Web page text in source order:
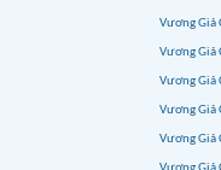
Vương Giả
Vương Giả
Vương Giả
Vương Giả
Vương Giả